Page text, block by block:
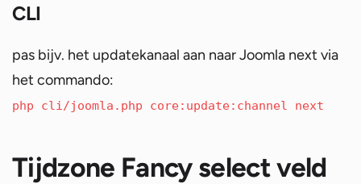
CLI
pas bijv. het updatekanaal aan naar Joomla next via
het commando:
php cli/joomla.php core:update:channel next
Tijdzone Fancy select veld